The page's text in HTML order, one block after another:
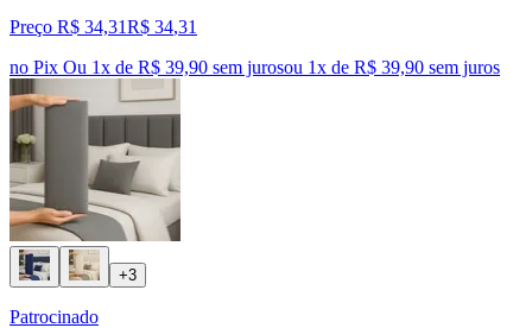
Preço R$ 34,31R$ 34,31
no Pix Ou 1x de R$ 39,90 sem jurosou 1x de R$ 39,90 sem juros
+3
Patrocinado